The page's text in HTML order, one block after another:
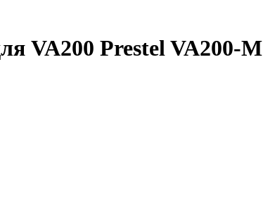
VA200 Prestel VA200-M